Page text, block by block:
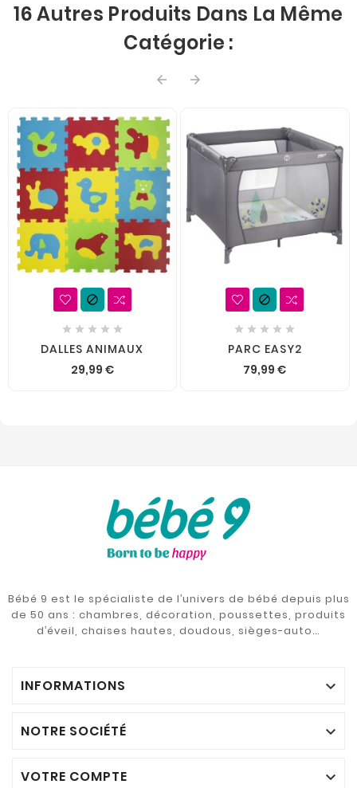
16 Autres Produits Dans La Même
Catégorie :
 

    
DALLES ANIMAUX
29,99 €

    
PARC EASY2
79,99 €
Bébé 9 est le spécialiste de l’univers de bébé depuis plus
de 50 ans : chambres, décoration, poussettes, produits
d’éveil, chaises hautes, doudous, sièges-auto…
INFORMATIONS 
NOTRE SOCIÉTÉ 
VOTRE COMPTE 